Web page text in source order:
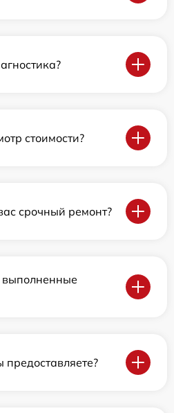
стоимости?
срочный ремонт?
выполненные